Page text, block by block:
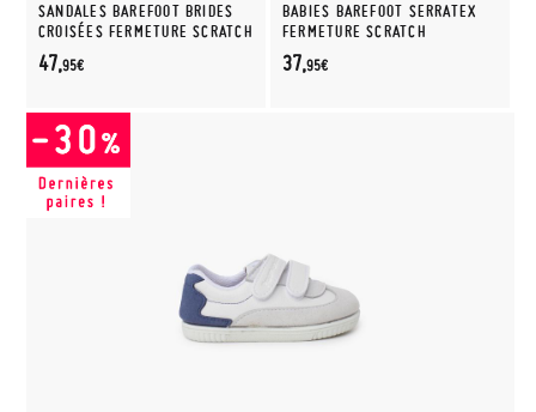
SANDALES BAREFOOT BRIDES
CROISÉES FERMETURE SCRATCH
47,95€
BABIES BAREFOOT SERRATEX
FERMETURE SCRATCH
37,95€